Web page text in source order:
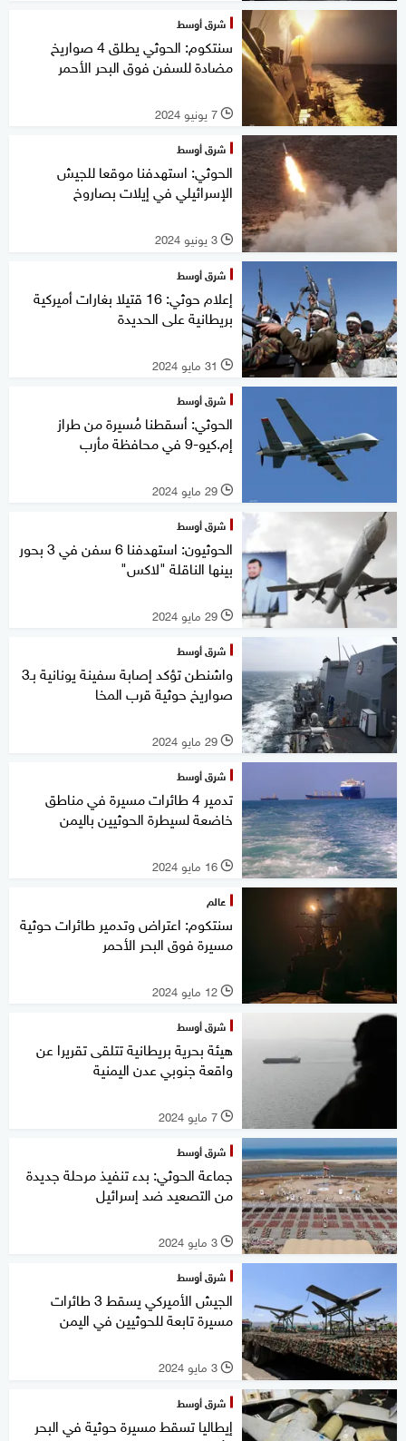
شرق أوسط
سنتكوم: الحوثي يطلق 4 صواريخ
مضادة للسفن فوق البحر الأحمر
l 7 يونيو 2024
شرق أوسط
الحوثي: استهدفنا موقعا للجيش
الإسرائيلي في إيلات بصاروخ
l 3 يونيو 2024
شرق أوسط
إعلام حوثي: 16 قتيلا بغارات أميركية
بريطانية على الحديدة
l 31 مايو 2024
شرق أوسط
الحوثي: أسقطنا مُسيرة من طراز
إم.كيو-9 في محافظة مأرب
l 29 مايو 2024
شرق أوسط
الحوثيون: استهدفنا 6 سفن في 3 بحور
بينها الناقلة "لاكس"
l 29 مايو 2024
شرق أوسط
واشنطن تؤكد إصابة سفينة يونانية بـ3
صواريخ حوثية قرب المخا
l 29 مايو 2024
شرق أوسط
تدمير 4 طائرات مسيرة في مناطق
خاضعة لسيطرة الحوثيين باليمن
l 16 مايو 2024
عالم
سنتكوم: اعتراض وتدمير طائرات حوثية
مسيرة فوق البحر الأحمر
l 12 مايو 2024
شرق أوسط
هيئة بحرية بريطانية تتلقى تقريرا عن
واقعة جنوبي عدن اليمنية
l 7 مايو 2024
شرق أوسط
جماعة الحوثي: بدء تنفيذ مرحلة جديدة
من التصعيد ضد إسرائيل
l 3 مايو 2024
شرق أوسط
الجيش الأميركي يسقط 3 طائرات
مسيرة تابعة للحوثيين في اليمن
l 3 مايو 2024
شرق أوسط
إيطاليا تسقط مسيرة حوثية في البحر